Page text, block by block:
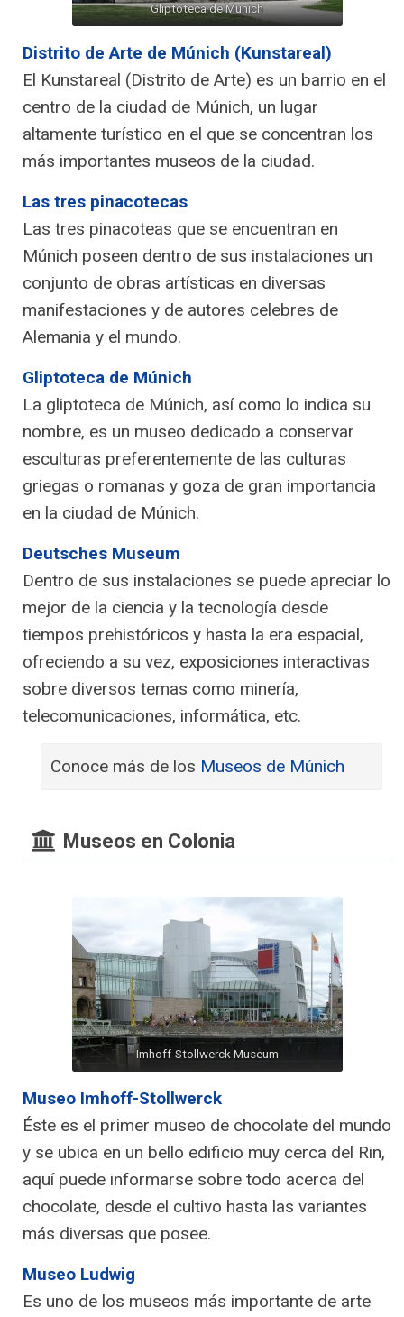
Gliptoteca de Munich
Distrito de Arte de Múnich (Kunstareal)
El Kunstareal (Distrito de Arte) es un barrio en el
centro de la ciudad de Múnich, un lugar
altamente turístico en el que se concentran los
más importantes museos de la ciudad.
Las tres pinacotecas
Las tres pinacoteas que se encuentran en
Múnich poseen dentro de sus instalaciones un
conjunto de obras artísticas en diversas
manifestaciones y de autores celebres de
Alemania y el mundo.
Gliptoteca de Múnich
La gliptoteca de Múnich, así como lo indica su
nombre, es un museo dedicado a conservar
esculturas preferentemente de las culturas
griegas o romanas y goza de gran importancia
en la ciudad de Múnich.
Deutsches Museum
Dentro de sus instalaciones se puede apreciar lo
mejor de la ciencia y la tecnología desde
tiempos prehistóricos y hasta la era espacial,
ofreciendo a su vez, exposiciones interactivas
sobre diversos temas como minería,
telecomunicaciones, informática, etc.
Conoce más de los Museos de Múnich
Museos en Colonia
Imhoff-Stollwerck Museum
Museo Imhoff-Stollwerck
Éste es el primer museo de chocolate del mundo
y se ubica en un bello edificio muy cerca del Rin,
aquí puede informarse sobre todo acerca del
chocolate, desde el cultivo hasta las variantes
más diversas que posee.
Museo Ludwig
Es uno de los museos más importante de arte